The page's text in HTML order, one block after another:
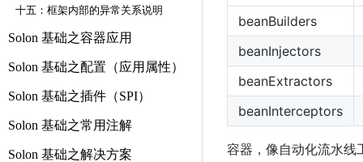
十五：框架内部的异常关系说明
Solon 基础之容器应用
Solon 基础之配置（应用属性）
Solon 基础之插件（SPI）
Solon 基础之常用注解
Solon 基础之解决方案
beanBuilders
beanInjectors
beanExtractors
beanInterceptors
容器，像自动化流水线